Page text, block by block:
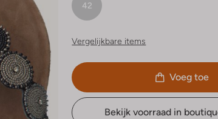
42
Vergelijkbare items
Voeg toe
Bekijk voorraad in